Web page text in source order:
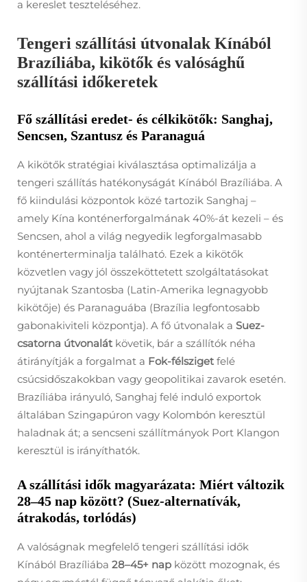
a kereslet teszteléséhez.
Tengeri szállítási útvonalak Kínából
Brazíliába, kikötők és valósághű
szállítási időkeretek
Fő szállítási eredet- és célkikötők: Sanghaj,
Sencsen, Szantusz és Paranaguá
A kikötők stratégiai kiválasztása optimalizálja a
tengeri szállítás hatékonyságát Kínából Brazíliába. A
fő kiindulási központok közé tartozik Sanghaj –
amely Kína konténerforgalmának 40%-át kezeli – és
Sencsen, ahol a világ negyedik legforgalmasabb
konténerterminalja található. Ezek a kikötők
közvetlen vagy jól összeköttetett szolgáltatásokat
nyújtanak Szantosba (Latin-Amerika legnagyobb
kikötője) és Paranaguába (Brazília legfontosabb
gabonakiviteli központja). A fő útvonalak a Suez-
csatorna útvonalát követik, bár a szállítók néha
átirányítják a forgalmat a Fok-félsziget felé
csúcsidőszakokban vagy geopolitikai zavarok esetén.
Brazíliába irányuló, Sanghaj felé induló exportok
általában Szingapúron vagy Kolombón keresztül
haladnak át; a sencseni szállítmányok Port Klangon
keresztül is irányíthatók.
A szállítási idők magyarázata: Miért változik
28–45 nap között? (Suez-alternatívák,
átrakodás, torlódás)
A valóságnak megfelelő tengeri szállítási idők
Kínából Brazíliába 28–45+ nap között mozognak, és